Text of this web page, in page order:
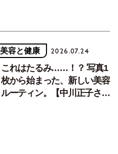
美容と健康 2026.07.24
これはたるみ……！？ 写真1
枚から始まった、新しい美容
ルーティン。【中川正子さん